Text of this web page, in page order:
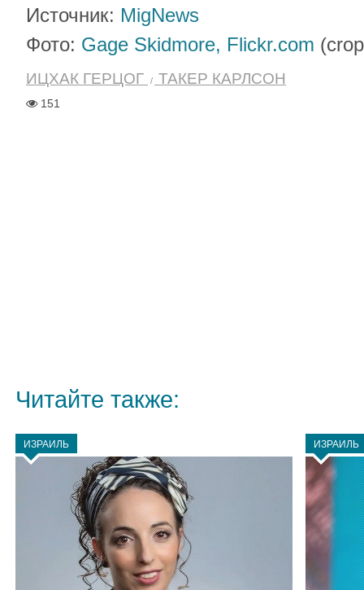
Источник: MigNews
Фото: Gage Skidmore, Flickr.com
ИЦХАК ГЕРЦОГ ТАКЕР КАРЛСОН
151
Читайте также:
ИЗРАИЛЬ ИЗРАИЛЬ